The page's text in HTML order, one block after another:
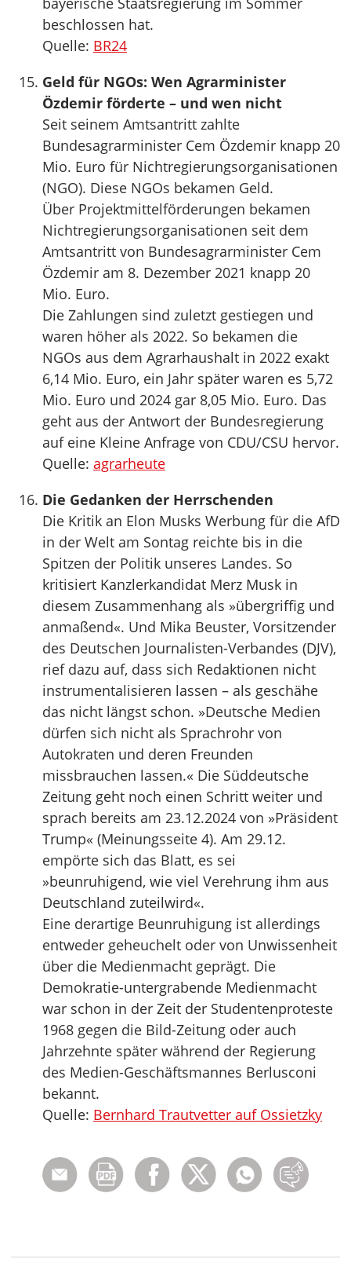
beschlossen hat.
Quelle: BR24
Geld für NGOs: Wen Agrarminister
Özdemir förderte – und wen nicht
Seit seinem Amtsantritt zahlte
Bundesagrarminister Cem Özdemir knapp 20
Mio. Euro für Nichtregierungsorganisationen
(NGO). Diese NGOs bekamen Geld.
Über Projektmittelförderungen bekamen
Nichtregierungsorganisationen seit dem
Amtsantritt von Bundesagrarminister Cem
Özdemir am 8. Dezember 2021 knapp 20
Mio. Euro.
Die Zahlungen sind zuletzt gestiegen und
waren höher als 2022. So bekamen die
NGOs aus dem Agrarhaushalt in 2022 exakt
6,14 Mio. Euro, ein Jahr später waren es 5,72
Mio. Euro und 2024 gar 8,05 Mio. Euro. Das
geht aus der Antwort der Bundesregierung
auf eine Kleine Anfrage von CDU/CSU hervor.
Quelle: agrarheute
Die Gedanken der Herrschenden
Die Kritik an Elon Musks Werbung für die AfD
in der Welt am Sontag reichte bis in die
Spitzen der Politik unseres Landes. So
kritisiert Kanzlerkandidat Merz Musk in
diesem Zusammenhang als »übergriffig und
anmaßend«. Und Mika Beuster, Vorsitzender
des Deutschen Journalisten-Verbandes (DJV),
rief dazu auf, dass sich Redaktionen nicht
instrumentalisieren lassen – als geschähe
das nicht längst schon. »Deutsche Medien
dürfen sich nicht als Sprachrohr von
Autokraten und deren Freunden
missbrauchen lassen.« Die Süddeutsche
Zeitung geht noch einen Schritt weiter und
sprach bereits am 23.12.2024 von »Präsident
Trump« (Meinungsseite 4). Am 29.12.
empörte sich das Blatt, es sei
»beunruhigend, wie viel Verehrung ihm aus
Deutschland zuteilwird«.
Eine derartige Beunruhigung ist allerdings
entweder geheuchelt oder von Unwissenheit
über die Medienmacht geprägt. Die
Demokratie-untergrabende Medienmacht
war schon in der Zeit der Studentenproteste
1968 gegen die Bild-Zeitung oder auch
Jahrzehnte später während der Regierung
des Medien-Geschäftsmannes Berlusconi
bekannt.
Quelle: Bernhard Trautvetter auf Ossietzky